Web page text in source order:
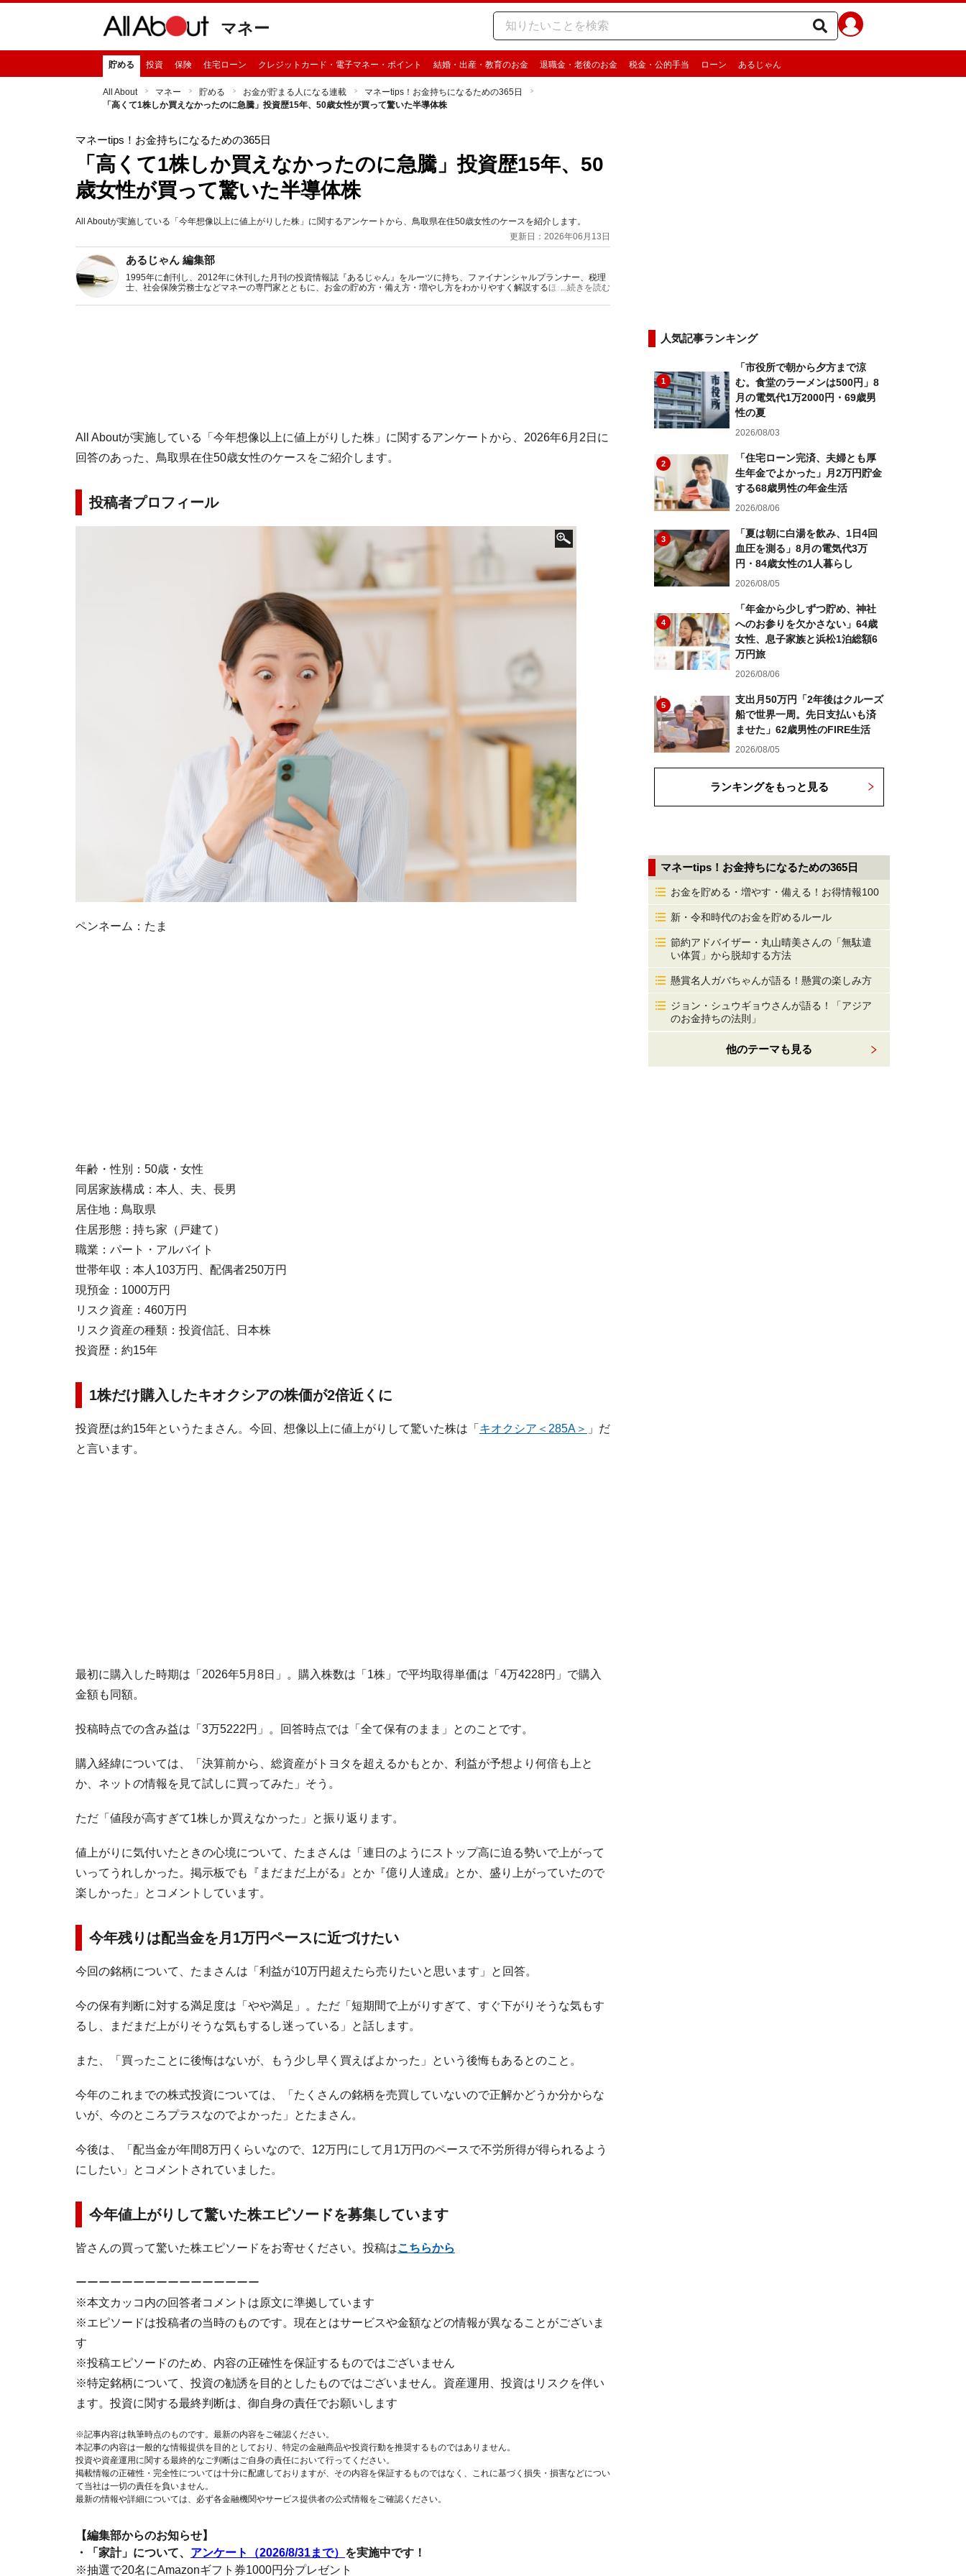
マネー
貯める 投資 保険 住宅ローン クレジットカード・電子マネー・ポイント 結婚・出産・教育のお金 退職金・老後のお金 税金・公的手当 ローン あるじゃん
All About マネー 貯める お金が貯まる人になる連載
マネーtips！お金持ちになるための365日
「高くて1株しか買えなかったのに急騰」投資歴15年、50歳女性が買って驚いた半導体株
マネーtips！お金持ちになるための365日
「高くて1株しか買えなかったのに急騰」投資歴15年、50
歳女性が買って驚いた半導体株
All Aboutが実施している「今年想像以上に値上がりした株」に関するアンケートから、鳥取県在住50歳女性のケースを紹介します。
更新日：2026年06月13日
あるじゃん 編集部
1995年に創刊し、2012年に休刊した月刊の投資情報誌『あるじゃん』をルーツに持ち、ファイナンシャルプランナー、税理
士、社会保険労務士などマネーの専門家とともに、お金の貯め方・備え方・増やし方をわかりやすく解説するほか、マネー最
...続きを読む
All Aboutが実施している「今年想像以上に値上がりした株」に関するアンケートから、2026年6月2日に
回答のあった、鳥取県在住50歳女性のケースをご紹介します。
投稿者プロフィール
ペンネーム：たま
年齢・性別：50歳・女性
同居家族構成：本人、夫、長男
居住地：鳥取県
住居形態：持ち家（戸建て）
職業：パート・アルバイト
世帯年収：本人103万円、配偶者250万円
現預金：1000万円
リスク資産：460万円
リスク資産の種類：投資信託、日本株
投資歴：約15年
1株だけ購入したキオクシアの株価が2倍近くに
投資歴は約15年というたまさん。今回、想像以上に値上がりして驚いた株は「 キオクシア＜285A＞ 」だ
と言います。
最初に購入した時期は「2026年5月8日」。購入株数は「1株」で平均取得単価は「4万4228円」で購入
金額も同額。
投稿時点での含み益は「3万5222円」。回答時点では「全て保有のまま」とのことです。
購入経緯については、「決算前から、総資産がトヨタを超えるかもとか、利益が予想より何倍も上と
か、ネットの情報を見て試しに買ってみた」そう。
ただ「値段が高すぎて1株しか買えなかった」と振り返ります。
値上がりに気付いたときの心境について、たまさんは「連日のようにストップ高に迫る勢いで上がって
いってうれしかった。掲示板でも『まだまだ上がる』とか『億り人達成』とか、盛り上がっていたので
楽しかった」とコメントしています。
今年残りは配当金を月1万円ペースに近づけたい
今回の銘柄について、たまさんは「利益が10万円超えたら売りたいと思います」と回答。
今の保有判断に対する満足度は「やや満足」。ただ「短期間で上がりすぎて、すぐ下がりそうな気もす
るし、まだまだ上がりそうな気もするし迷っている」と話します。
また、「買ったことに後悔はないが、もう少し早く買えばよかった」という後悔もあるとのこと。
今年のこれまでの株式投資については、「たくさんの銘柄を売買していないので正解かどうか分からな
いが、今のところプラスなのでよかった」とたまさん。
今後は、「配当金が年間8万円くらいなので、12万円にして月1万円のペースで不労所得が得られるよう
にしたい」とコメントされていました。
今年値上がりして驚いた株エピソードを募集しています
皆さんの買って驚いた株エピソードをお寄せください。投稿はこちらから
ーーーーーーーーーーーーーーーー
※本文カッコ内の回答者コメントは原文に準拠しています
※エピソードは投稿者の当時のものです。現在とはサービスや金額などの情報が異なることがございま
す
※投稿エピソードのため、内容の正確性を保証するものではございません
※特定銘柄について、投資の勧誘を目的としたものではございません。資産運用、投資はリスクを伴い
ます。投資に関する最終判断は、御自身の責任でお願いします
※記事内容は執筆時点のものです。最新の内容をご確認ください。
本記事の内容は一般的な情報提供を目的としており、特定の金融商品や投資行動を推奨するものではありません。
投資や資産運用に関する最終的なご判断はご自身の責任において行ってください。
掲載情報の正確性・完全性については十分に配慮しておりますが、その内容を保証するものではなく、これに基づく損失・損害などについ
て当社は一切の責任を負いません。
最新の情報や詳細については、必ず各金融機関やサービス提供者の公式情報をご確認ください。
【編集部からのお知らせ】
・「家計」について、 アンケート（2026/8/31まで） を実施中です！
※抽選で20名にAmazonギフト券1000円分プレゼント
人気記事ランキング
1
「市役所で朝から夕方まで涼
む。食堂のラーメンは500円」8
月の電気代1万2000円・69歳男
性の夏
2026/08/03
2
「住宅ローン完済、夫婦とも厚
生年金でよかった」月2万円貯金
する68歳男性の年金生活
2026/08/06
3
「夏は朝に白湯を飲み、1日4回
血圧を測る」8月の電気代3万
円・84歳女性の1人暮らし
2026/08/05
4
「年金から少しずつ貯め、神社
へのお参りを欠かさない」64歳
女性、息子家族と浜松1泊総額6
万円旅
2026/08/06
5
支出月50万円「2年後はクルーズ
船で世界一周。先日支払いも済
ませた」62歳男性のFIRE生活
2026/08/05
ランキングをもっと見る
マネーtips！お金持ちになるための365日
お金を貯める・増やす・備える！お得情報100
新・令和時代のお金を貯めるルール
節約アドバイザー・丸山晴美さんの「無駄遣
い体質」から脱却する方法
懸賞名人ガバちゃんが語る！懸賞の楽しみ方
ジョン・シュウギョウさんが語る！「アジア
のお金持ちの法則」
他のテーマも見る